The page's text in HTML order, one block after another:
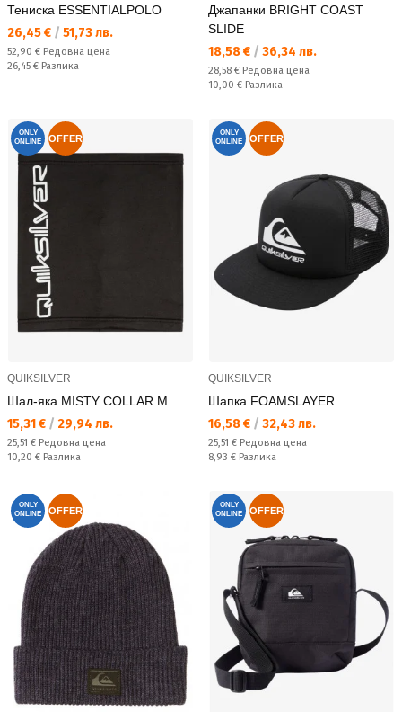
Тениска ESSENTIALPOLO
Текуща цена:
26,45 € / 51,73 лв.
Редовна цена:
52,90 € Редовна цена
Спестявате:
26,45 € Разлика
Джапанки BRIGHT COAST
SLIDE
Текуща цена:
18,58 € / 36,34 лв.
Редовна цена:
28,58 € Редовна цена
Спестявате:
10,00 € Разлика
ONLY
ONLINE
OFFER
QUIKSILVER
Шал-яка MISTY COLLAR M
Текуща цена:
15,31 € / 29,94 лв.
Редовна цена:
25,51 € Редовна цена
Спестявате:
10,20 € Разлика
ONLY
ONLINE
OFFER
QUIKSILVER
Шапка FOAMSLAYER
Текуща цена:
16,58 € / 32,43 лв.
Редовна цена:
25,51 € Редовна цена
Спестявате:
8,93 € Разлика
ONLY
ONLINE
OFFER
ONLY
ONLINE
OFFER